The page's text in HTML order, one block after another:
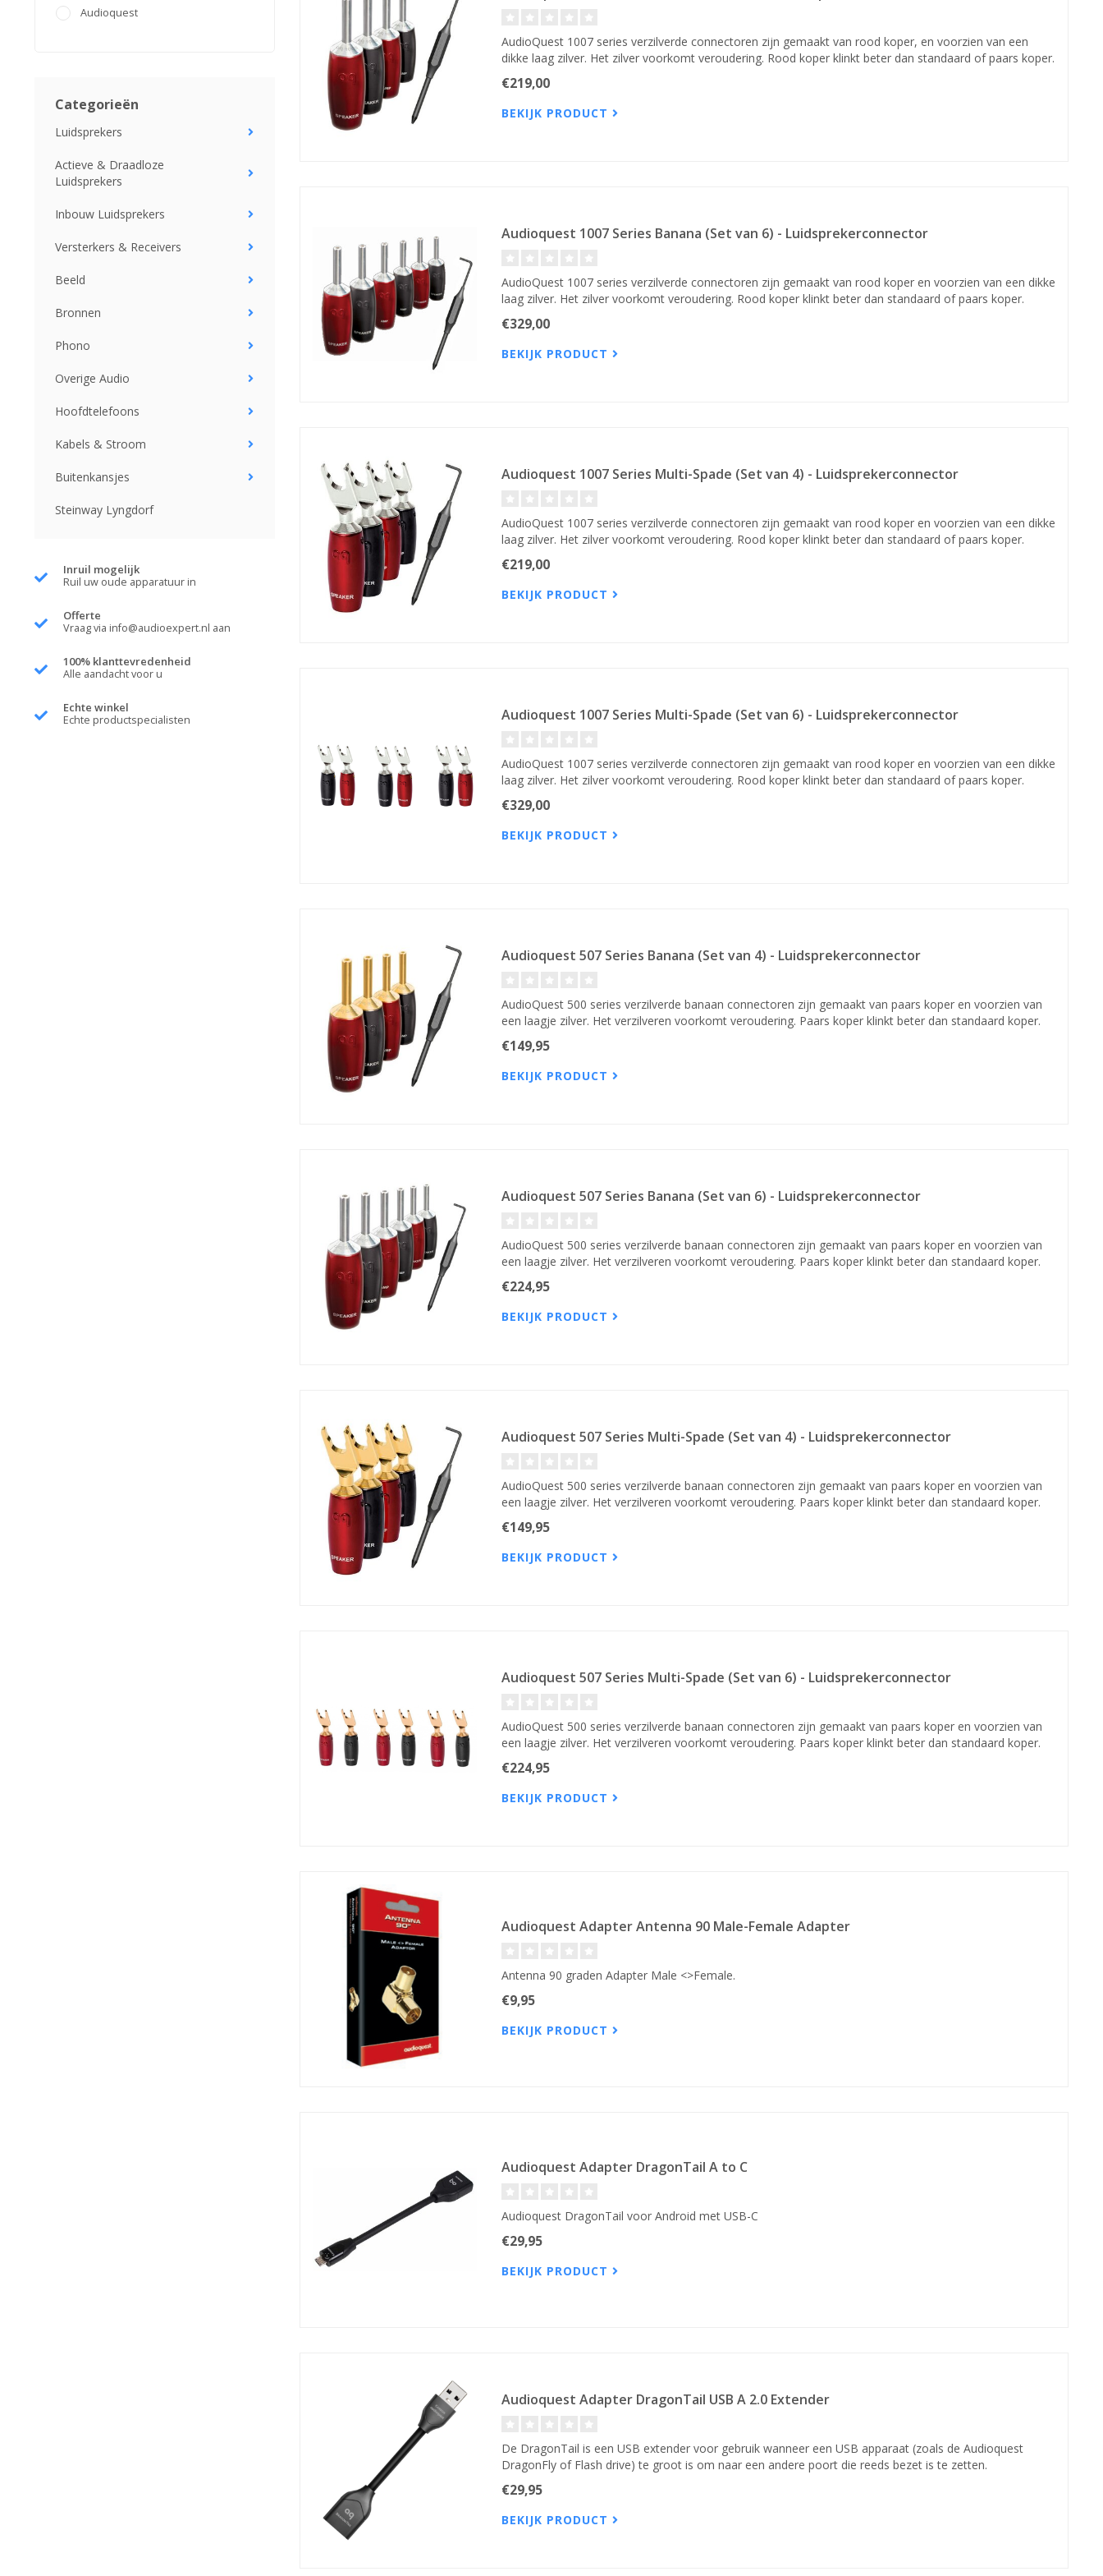
Audioquest
Categorieën
Luidsprekers
Actieve & Draadloze
Luidsprekers
Inbouw Luidsprekers
Versterkers & Receivers
Beeld
Bronnen
Phono
Overige Audio
Hoofdtelefoons
Kabels & Stroom
Buitenkansjes
Steinway Lyngdorf
Inruil mogelijk
Ruil uw oude apparatuur in
Offerte
Vraag via info@audioexpert.nl aan
100% klanttevredenheid
Alle aandacht voor u
Echte winkel
Echte productspecialisten
AudioQuest 1007 series verzilverde connectoren zijn gemaakt van rood koper, en voorzien van een
dikke laag zilver. Het zilver voorkomt veroudering. Rood koper klinkt beter dan standaard of paars koper.
€219,00
BEKIJK PRODUCT
Audioquest 1007 Series Banana (Set van 6) - Luidsprekerconnector
AudioQuest 1007 series verzilverde connectoren zijn gemaakt van rood koper en voorzien van een dikke
laag zilver. Het zilver voorkomt veroudering. Rood koper klinkt beter dan standaard of paars koper.
€329,00
BEKIJK PRODUCT
Audioquest 1007 Series Multi-Spade (Set van 4) - Luidsprekerconnector
AudioQuest 1007 series verzilverde connectoren zijn gemaakt van rood koper en voorzien van een dikke
laag zilver. Het zilver voorkomt veroudering. Rood koper klinkt beter dan standaard of paars koper.
€219,00
BEKIJK PRODUCT
Audioquest 1007 Series Multi-Spade (Set van 6) - Luidsprekerconnector
AudioQuest 1007 series verzilverde connectoren zijn gemaakt van rood koper en voorzien van een dikke
laag zilver. Het zilver voorkomt veroudering. Rood koper klinkt beter dan standaard of paars koper.
€329,00
BEKIJK PRODUCT
Audioquest 507 Series Banana (Set van 4) - Luidsprekerconnector
AudioQuest 500 series verzilverde banaan connectoren zijn gemaakt van paars koper en voorzien van
een laagje zilver. Het verzilveren voorkomt veroudering. Paars koper klinkt beter dan standaard koper.
€149,95
BEKIJK PRODUCT
Audioquest 507 Series Banana (Set van 6) - Luidsprekerconnector
AudioQuest 500 series verzilverde banaan connectoren zijn gemaakt van paars koper en voorzien van
een laagje zilver. Het verzilveren voorkomt veroudering. Paars koper klinkt beter dan standaard koper.
€224,95
BEKIJK PRODUCT
Audioquest 507 Series Multi-Spade (Set van 4) - Luidsprekerconnector
AudioQuest 500 series verzilverde banaan connectoren zijn gemaakt van paars koper en voorzien van
een laagje zilver. Het verzilveren voorkomt veroudering. Paars koper klinkt beter dan standaard koper.
€149,95
BEKIJK PRODUCT
Audioquest 507 Series Multi-Spade (Set van 6) - Luidsprekerconnector
AudioQuest 500 series verzilverde banaan connectoren zijn gemaakt van paars koper en voorzien van
een laagje zilver. Het verzilveren voorkomt veroudering. Paars koper klinkt beter dan standaard koper.
€224,95
BEKIJK PRODUCT
Audioquest Adapter Antenna 90 Male-Female Adapter
Antenna 90 graden Adapter Male <>Female.
€9,95
BEKIJK PRODUCT
Audioquest Adapter DragonTail A to C
Audioquest DragonTail voor Android met USB-C
€29,95
BEKIJK PRODUCT
Audioquest Adapter DragonTail USB A 2.0 Extender
De DragonTail is een USB extender voor gebruik wanneer een USB apparaat (zoals de Audioquest
DragonFly of Flash drive) te groot is om naar een andere poort die reeds bezet is te zetten.
€29,95
BEKIJK PRODUCT